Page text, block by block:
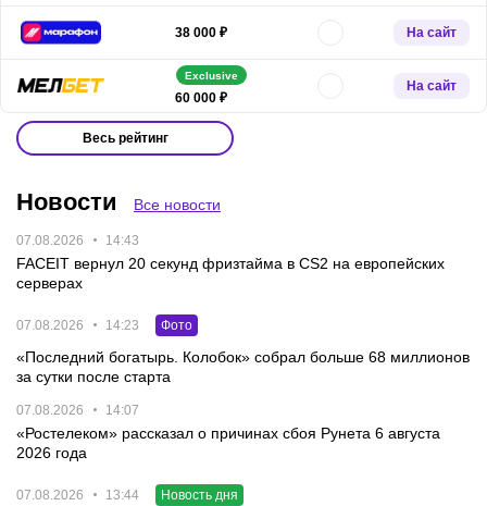
38 000 ₽ На сайт
Exclusive
60 000 ₽
На сайт
Весь рейтинг
Новости Все новости
07.08.2026 14:43
FACEIT вернул 20 секунд фризтайма в CS2 на европейских
серверах
07.08.2026 14:23 Фото
«Последний богатырь. Колобок» собрал больше 68 миллионов
за сутки после старта
07.08.2026 14:07
«Ростелеком» рассказал о причинах сбоя Рунета 6 августа
2026 года
07.08.2026 13:44 Новость дня